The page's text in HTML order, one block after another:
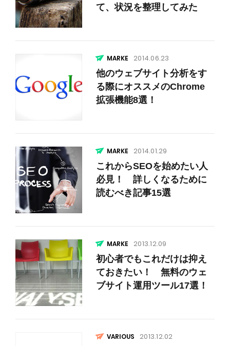
て、状況を整理してみた
2014.06.23
他のウェブサイト分析をす
る際にオススメのChrome
拡張機能8選！
2014.01.29
これからSEOを始めたい人
必見！ 詳しくなるために
読むべき記事15選
2013.12.09
初心者でもこれだけは抑え
ておきたい！ 無料のウェ
ブサイト運用ツール17選！
VARIOUS 2013.12.02